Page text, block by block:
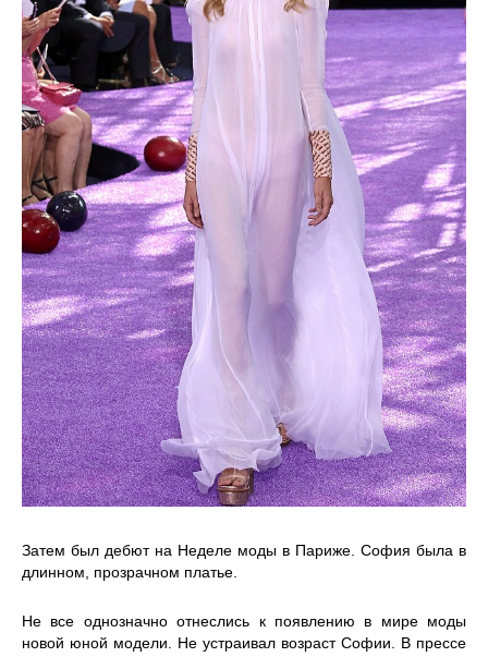
Затем был дебют на Неделе моды в Париже. София была в
длинном, прозрачном платье.
Не все однозначно отнеслись к появлению в мире моды
новой юной модели. Не устраивал возраст Софии. В прессе